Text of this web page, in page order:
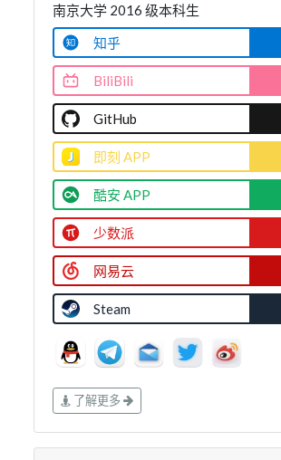
南京大学 2016 级本科生
知乎
BiliBili
GitHub
即刻 APP
酷安 APP
少数派
网易云
Steam
了解更多